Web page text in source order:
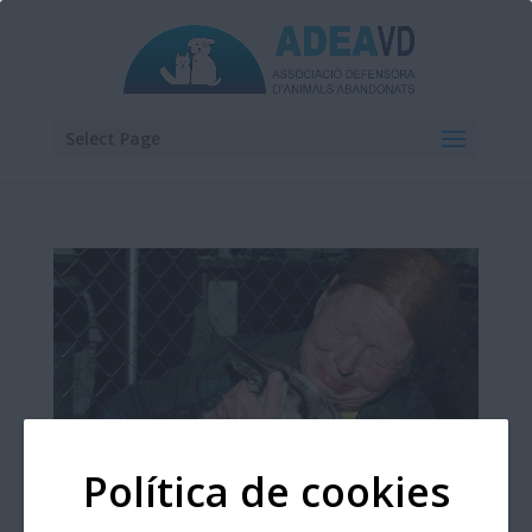
Política de cookies